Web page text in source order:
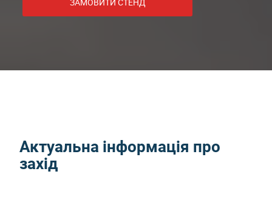
Актуальна інформація про
захід